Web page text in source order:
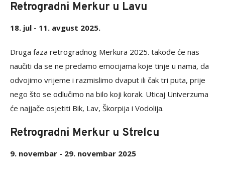
Retrogradni Merkur u Lavu
18. jul - 11. avgust 2025.
Druga faza retrogradnog Merkura 2025. takođe će nas
naučiti da se ne predamo emocijama koje tinje u nama, da
odvojimo vrijeme i razmislimo dvaput ili čak tri puta, prije
nego što se odlučimo na bilo koji korak. Uticaj Univerzuma
će najjače osjetiti Bik, Lav, Škorpija i Vodolija.
Retrogradni Merkur u Strelcu
9. novembar - 29. novembar 2025